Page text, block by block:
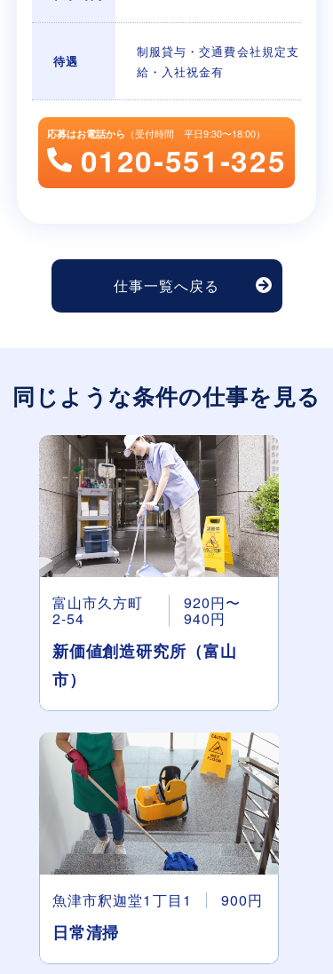
待遇
制服貸与・交通費会社規定支
給・入社祝金有
応募はお電話から （受付時間 平日9:30〜18:00）
0120-551-325
仕事一覧へ戻る
同じような条件の仕事を見る
富山市久方町
2-54
920円〜
940円
新価値創造研究所（富山
市）
魚津市釈迦堂1丁目1 900円
日常清掃